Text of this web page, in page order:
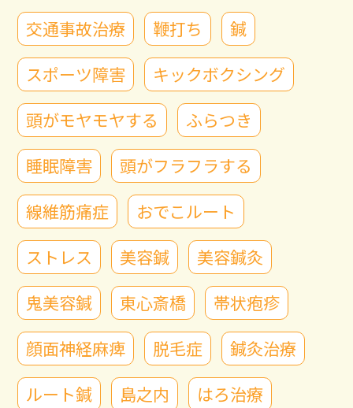
交通事故治療
鞭打ち
鍼
スポーツ障害
キックボクシング
頭がモヤモヤする
ふらつき
睡眠障害
頭がフラフラする
線維筋痛症
おでこルート
ストレス
美容鍼
美容鍼灸
鬼美容鍼
東心斎橋
帯状疱疹
顔面神経麻痺
脱毛症
鍼灸治療
ルート鍼
島之内
はろ治療